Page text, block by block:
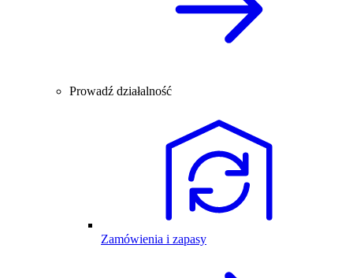
Prowadź działalność
Zamówienia i zapasy